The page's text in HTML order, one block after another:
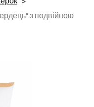
з подвійною